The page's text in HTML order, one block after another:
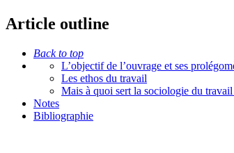
Article outline
Back to top
L’objectif de l’ouvrage et ses
Les ethos du travail
Mais à quoi sert la sociologie du travail
Notes
Bibliographie